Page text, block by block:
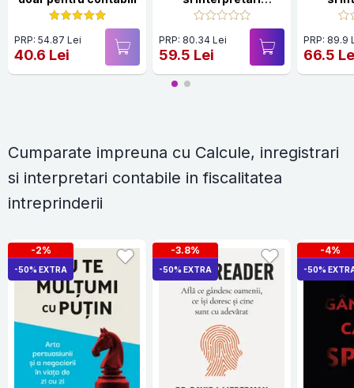
PRP: 54.87 Lei
40.6 Lei
contabile in
fiscalitatea
intreprinderii
PRP: 80.34 Lei
59.5 Lei
2-a,
PRP: 89.9
66.5
Cumparate impreuna cu Calcule, inregistrari
si interpretari contabile in fiscalitatea
intreprinderii
-2%
-50% EXTRA
-3.8%
-50% EXTRA
-4%
-50%